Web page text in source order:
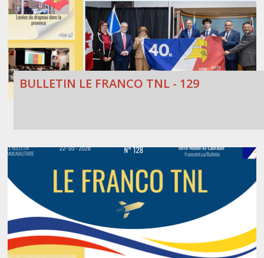
BULLETIN LE FRANCO TNL - 129